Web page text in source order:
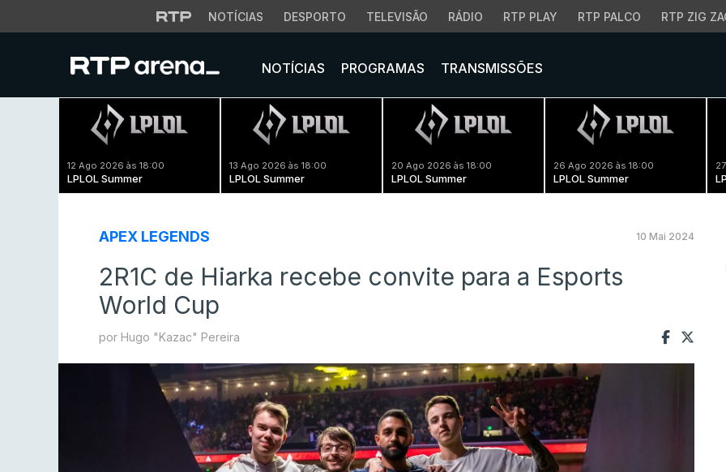
NOTÍCIAS DESPORTO TELEVISÃO RÁDIO RTP PLAY RTP PALCO RTP ZIG
NOTÍCIAS PROGRAMAS TRANSMISSÕES
12 Ago 2026 às 18:00
LPLOL Summer
13 Ago 2026 às 18:00
LPLOL Summer
20 Ago 2026 às 18:00
LPLOL Summer
26 Ago 2026 às 18:00
LPLOL Summer
APEX LEGENDS 10 Mai 2024
2R1C de Hiarka recebe convite para a Esports
World Cup
por Hugo "Kazac" Pereira